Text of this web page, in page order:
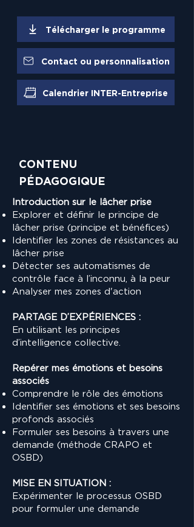
Télécharger le programme
Contact ou personnalisation
Calendrier INTER-Entreprise
CONTENU
PÉDAGOGIQUE
Introduction sur le lâcher prise
Explorer et définir le principe de
lâcher prise (principe et bénéfices)
Identifier les zones de résistances au
lâcher prise
Détecter ses automatismes de
contrôle face à l’inconnu, à la peur
Analyser mes zones d'action
PARTAGE D’EXPÉRIENCES :
En utilisant les principes
d’intelligence collective.
Repérer mes émotions et besoins
associés
Comprendre le rôle des émotions
Identifier ses émotions et ses besoins
profonds associés
Formuler ses besoins à travers une
demande (méthode CRAPO et
OSBD)
MISE EN SITUATION :
Expérimenter le processus OSBD
pour formuler une demande